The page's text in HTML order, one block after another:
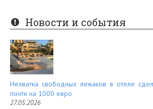
er
es
t
e
d
Новости и события
Нехватка свободных лежаков в отеле
почти на 1000 евро
27.05.2026